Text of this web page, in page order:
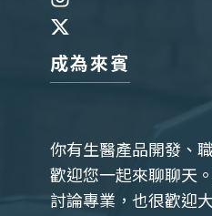
成為來賓
你有生醫產品開發、
歡迎您一起來聊聊天
討論專業，也很歡迎